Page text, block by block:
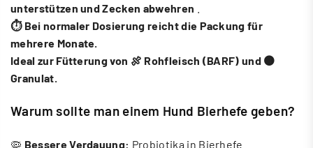
unterstützen und Zecken abwehren
⏱️ Bei normaler Dosierung reicht die Packung für
mehrere Monate.
Ideal zur Fütterung von 🍖 Rohfleisch (BARF) und 🟤
Granulat.
Warum sollte man einem Hund Bierhefe geben?
🦠 Bessere Verdauung: Probiotika in Bierhefe